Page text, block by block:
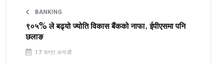
BANKING
९०५% ले बढ्यो ज्योति विकास बैंकको नाफा, ईपीएसमा पनि
छलाङ
17 घण्टा अगाडी